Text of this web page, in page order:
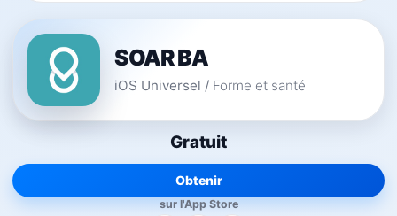
SOAR BA
iOS Universel / Forme et santé
Gratuit
Obtenir
sur l'App Store